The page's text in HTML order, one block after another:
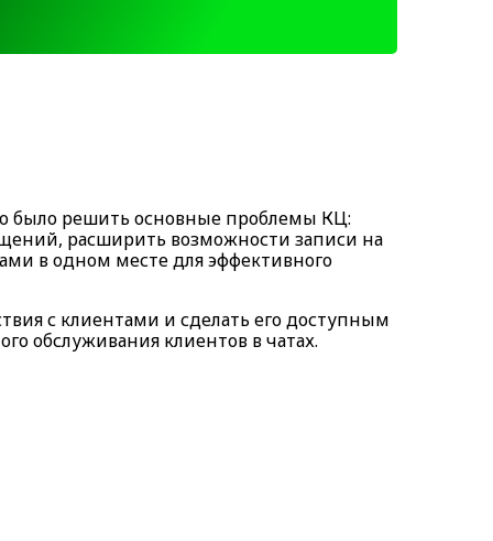
было решить основные проблемы КЦ:
расширить возможности записи на
в одном месте для эффективного
с клиентами и сделать его доступным
обслуживания клиентов в чатах.